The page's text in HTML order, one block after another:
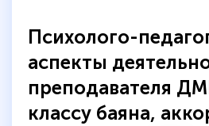
пособий и учебников
прохождения курса,
аттестации, проблем не
каком этапе…
Психолого-
аспекты
преподавателя
классу баяна,